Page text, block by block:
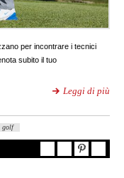
per incontrare i tecnici
subito il tuo
Leggi di più
golf